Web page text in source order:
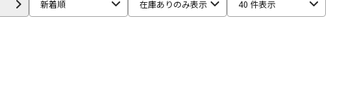
新着順 在庫ありのみ表示 40 件表示